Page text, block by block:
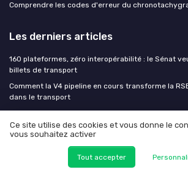
Comprendre les codes d'erreur du
Les derniers articles
160 plateformes, zéro interopérabilité : le Sénat
billets de transport
Comment la V4 pipeline en cours transforme la
dans le transport
Péages, matériel roulant, données : l'Autorité de
les verrous du ferroviaire français
dans le transport
Comment un V4 pipeline en cours redéfinit les
Ce site utilise des cookies et vous donne le
vous souhaitez activer
Tout accepter